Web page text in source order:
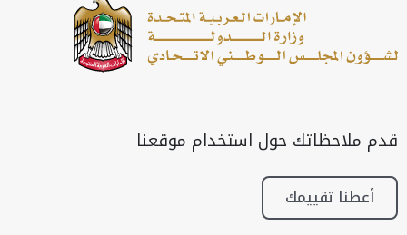
قدم ملاحظاتك حول استخدام موقعنا
أعطنا تقييمك